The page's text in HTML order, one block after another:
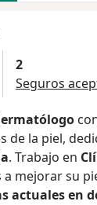
2
Seguros
de la piel,
. Trabajo en
a mejorar su
actuales en